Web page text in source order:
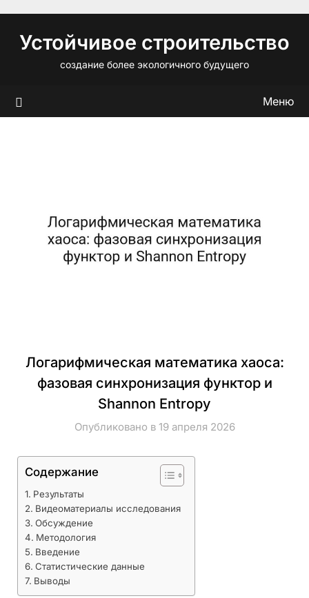
содержимому
Устойчивое строительство
создание более экологичного будущего
Меню
Логарифмическая математика хаоса:
фазовая синхронизация функтор и
Shannon Entropy
Опубликовано в 19 апреля 2026
Содержание
Результаты
Видеоматериалы исследования
Обсуждение
Методология
Введение
Статистические данные
Выводы